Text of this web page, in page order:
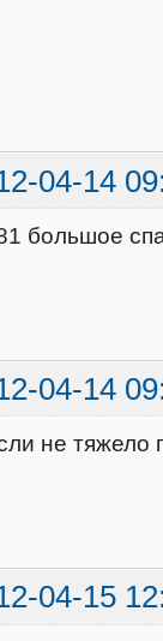
04-14
большое
04-14
не тяжело
04-15